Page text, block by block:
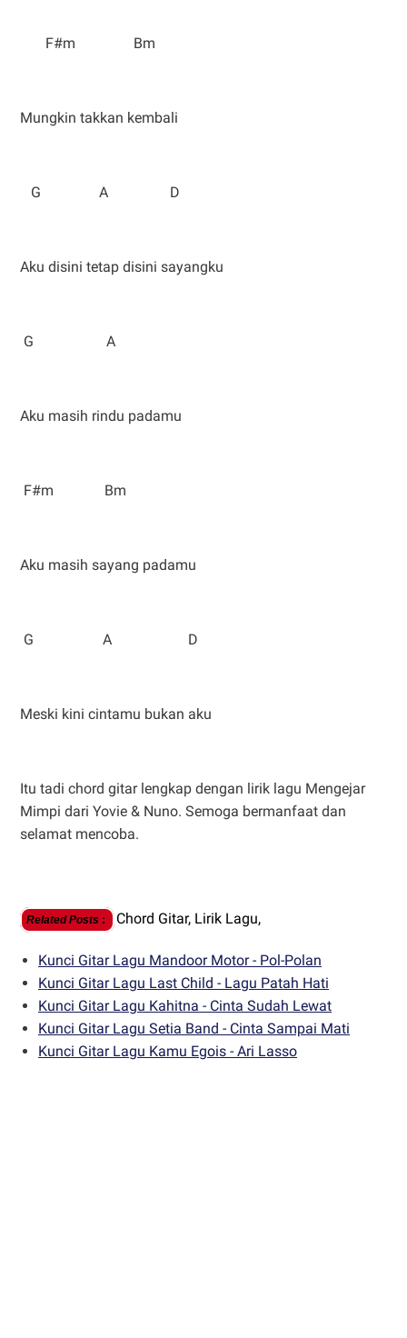
F#m Bm
Mungkin takkan kembali
G A D
Aku disini tetap disini sayangku
G A
Aku masih rindu padamu
F#m Bm
Aku masih sayang padamu
G A D
Meski kini cintamu bukan aku
Itu tadi chord gitar lengkap dengan lirik lagu Mengejar
Mimpi dari Yovie & Nuno. Semoga bermanfaat dan
selamat mencoba.
Related Posts : Chord Gitar, Lirik Lagu,
Kunci Gitar Lagu Mandoor Motor - Pol-Polan
Kunci Gitar Lagu Last Child - Lagu Patah Hati
Kunci Gitar Lagu Kahitna - Cinta Sudah Lewat
Kunci Gitar Lagu Setia Band - Cinta Sampai Mati
Kunci Gitar Lagu Kamu Egois - Ari Lasso